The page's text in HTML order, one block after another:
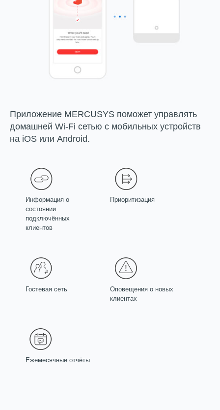
Приложение MERCUSYS поможет управлять
домашней Wi-Fi сетью с мобильных устройств
на iOS или Android.
Информация о
состоянии
подключённых
клиентов
Приоритизация
Гостевая сеть
Оповещения о новых
клиентах
Ежемесячные отчёты